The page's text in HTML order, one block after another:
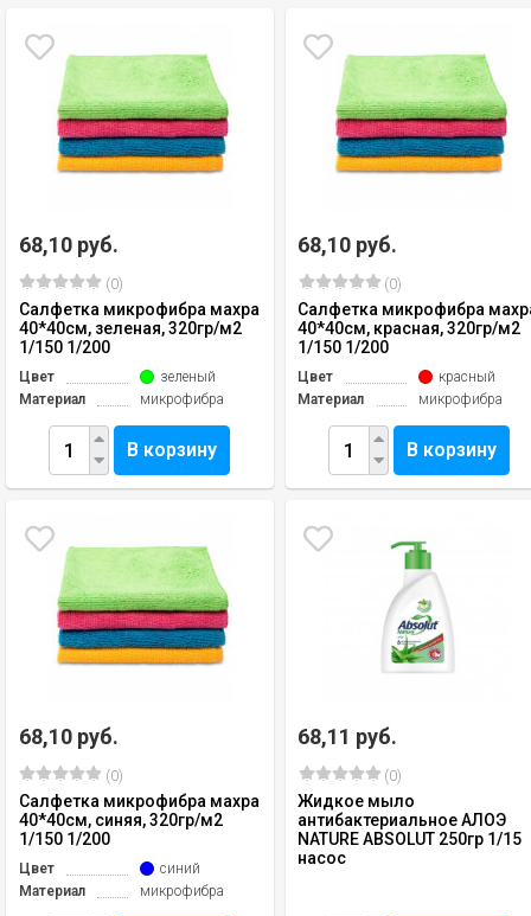
68,10 руб.
(0)
Салфетка микрофибра махра
40*40см, зеленая, 320гр/м2
1/150 1/200
Цвет
зеленый
Материал
микрофибра
В корзину
68,10 руб.
(0)
Салфетка микрофибра
40*40см, красная, 320гр/м2
1/150 1/200
Цвет
красный
Материал
микрофибра
В корзину
68,10 руб.
(0)
Салфетка микрофибра махра
40*40см, синяя, 320гр/м2
1/150 1/200
Цвет
синий
Материал
микрофибра
68,11 руб.
(0)
Жидкое мыло
антибактериальное АЛОЭ
NATURE ABSOLUT 250гр 1/15
насос